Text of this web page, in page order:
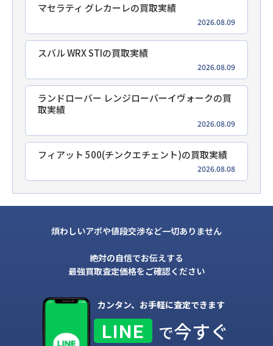
マセラティ グレカーレの買取実績
2026.08.09
スバル WRX STIの買取実績
2026.08.09
ランドローバー レンジローバーイヴォークの買
取実績
2026.08.09
フィアット 500(チンクエチェント)の買取実績
2026.08.08
煩わしいアポや値段交渉など一切ありません
絶対の自信でお伝えする
最強買取査定価格をご確認ください
カンタン、お手軽に査定できます
LINE で今すぐ